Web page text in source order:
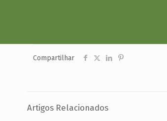
Compartilhar
Artigos Relacionados